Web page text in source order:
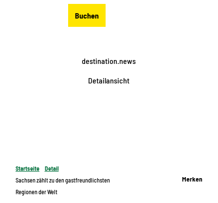
Buchen
destination.news
Detailansicht
Startseite
Detail
Sachsen zählt zu den gastfreundlichsten
Regionen der Welt
Merken